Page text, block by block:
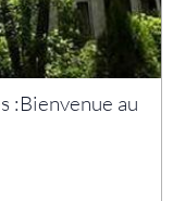
:Bienvenue au